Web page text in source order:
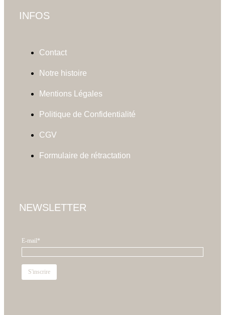
INFOS
Contact
Notre histoire
Mentions Légales
Politique de Confidentialité
CGV
Formulaire de rétractation
NEWSLETTER
E-mail*